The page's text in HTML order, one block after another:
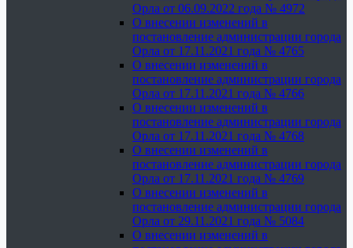
Орла от 06.09.2022 года № 4972
О внесении изменений в
постановление администрации города
Орла от 17.11.2021 года № 4765
О внесении изменений в
постановление администрации города
Орла от 17.11.2021 года № 4766
О внесении изменений в
постановление администрации города
Орла от 17.11.2021 года № 4768
О внесении изменений в
постановление администрации города
Орла от 17.11.2021 года № 4769
О внесении изменений в
постановление администрации города
Орла от 29.11.2021 года № 5084
О внесении изменений в